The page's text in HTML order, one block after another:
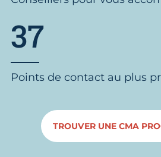
37
Points de contact au plus
TROUVER UNE CMA